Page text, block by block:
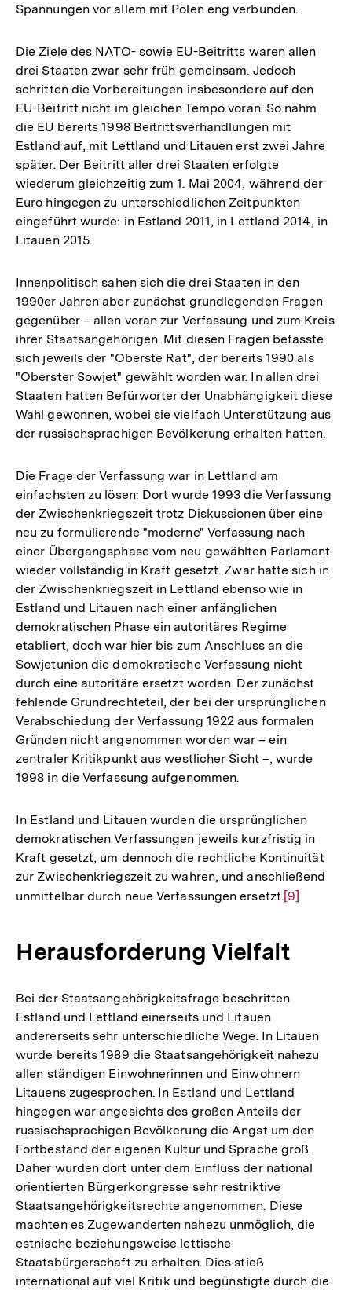
Spannungen vor allem mit Polen eng verbunden.
Die Ziele des NATO- sowie EU-Beitritts waren allen
drei Staaten zwar sehr früh gemeinsam. Jedoch
schritten die Vorbereitungen insbesondere auf den
EU-Beitritt nicht im gleichen Tempo voran. So nahm
die EU bereits 1998 Beitrittsverhandlungen mit
Estland auf, mit Lettland und Litauen erst zwei Jahre
später. Der Beitritt aller drei Staaten erfolgte
wiederum gleichzeitig zum 1. Mai 2004, während der
Euro hingegen zu unterschiedlichen Zeitpunkten
eingeführt wurde: in Estland 2011, in Lettland 2014, in
Litauen 2015.
Innenpolitisch sahen sich die drei Staaten in den
1990er Jahren aber zunächst grundlegenden Fragen
gegenüber – allen voran zur Verfassung und zum Kreis
ihrer Staatsangehörigen. Mit diesen Fragen befasste
sich jeweils der "Oberste Rat", der bereits 1990 als
"Oberster Sowjet" gewählt worden war. In allen drei
Staaten hatten Befürworter der Unabhängigkeit diese
Wahl gewonnen, wobei sie vielfach Unterstützung aus
der russischsprachigen Bevölkerung erhalten hatten.
Die Frage der Verfassung war in Lettland am
einfachsten zu lösen: Dort wurde 1993 die Verfassung
der Zwischenkriegszeit trotz Diskussionen über eine
neu zu formulierende "moderne" Verfassung nach
einer Übergangsphase vom neu gewählten Parlament
wieder vollständig in Kraft gesetzt. Zwar hatte sich in
der Zwischenkriegszeit in Lettland ebenso wie in
Estland und Litauen nach einer anfänglichen
demokratischen Phase ein autoritäres Regime
etabliert, doch war hier bis zum Anschluss an die
Sowjetunion die demokratische Verfassung nicht
durch eine autoritäre ersetzt worden. Der zunächst
fehlende Grundrechteteil, der bei der ursprünglichen
Verabschiedung der Verfassung 1922 aus formalen
Gründen nicht angenommen worden war – ein
zentraler Kritikpunkt aus westlicher Sicht –, wurde
1998 in die Verfassung aufgenommen.
In Estland und Litauen wurden die ursprünglichen
demokratischen Verfassungen jeweils kurzfristig in
Kraft gesetzt, um dennoch die rechtliche Kontinuität
zur Zwischenkriegszeit zu wahren, und anschließend
unmittelbar durch neue Verfassungen ersetzt.Zur
Fußnote
[9]
Herausforderung Vielfalt
Bei der Staatsangehörigkeitsfrage beschritten
Estland und Lettland einerseits und Litauen
andererseits sehr unterschiedliche Wege. In Litauen
wurde bereits 1989 die Staatsangehörigkeit nahezu
allen ständigen Einwohnerinnen und Einwohnern
Litauens zugesprochen. In Estland und Lettland
hingegen war angesichts des großen Anteils der
russischsprachigen Bevölkerung die Angst um den
Fortbestand der eigenen Kultur und Sprache groß.
Daher wurden dort unter dem Einfluss der national
orientierten Bürgerkongresse sehr restriktive
Staatsangehörigkeitsrechte angenommen. Diese
machten es Zugewanderten nahezu unmöglich, die
estnische beziehungsweise lettische
Staatsbürgerschaft zu erhalten. Dies stieß
international auf viel Kritik und begünstigte durch die